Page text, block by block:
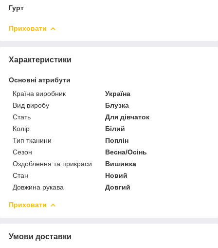
Гурт
Приховати
Характеристики
Основні атрибути
Країна виробник
Україна
Вид виробу
Блузка
Стать
Для дівчаток
Колір
Білий
Тип тканини
Поплін
Сезон
Весна/Осінь
Оздоблення та прикраси
Вишивка
Стан
Новий
Довжина рукава
Довгий
Приховати
Умови доставки